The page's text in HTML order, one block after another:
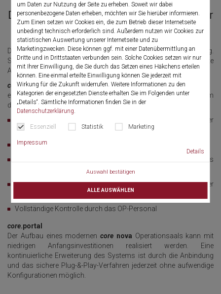
um Daten zur Nutzung der Seite zu erheben. Soweit wir dabei
personenbezogene Daten erheben, möchten wir Sie hierüber informieren.
Zum Einen setzen wir Cookies ein, die zum Betrieb dieser Internetseite
unbedingt technisch erforderlich sind. Außerdem nutzen wir Cookies zur
statistischen Auswertung unserer Internetseite und zu
Marketingzwecken. Diese können ggf. mit einer Datenübermittlung an
Dritte und in Drittstaaten verbunden sein. Solche Cookies setzen wir nur
mit Ihrer Einwilligung, die Sie durch das Setzen eines Häkchens erteilen
können. Eine einmal erteilte Einwilligung können Sie jederzeit mit
Wirkung für die Zukunft widerrufen. Weitere Informationen zu den
Kategorien der eingesetzten Dienste erhalten Sie im Folgenden unter
„Details“. Sämtliche Informationen finden Sie in der
Datenschutzerklärung
Essenziell Statistik Marketing
Impressum
Details
Auswahl bestätigen
ALLE AUSWÄHLEN
Die serverbasierte Software-Plattform für
das Datenmanagement
Die Anforderungen an die Patientensicherheit steigen ständig.
Sicherung und Schutz von Daten genießen zu Recht höchste
Aufmerksamkeit bei Patienten und Anwendern.
core.portal
erfüllt bereits heute die steigenden Anforderungen mit einem
durchgängigen Sicherheitskonzept.
Eindeutige Identifikation und Authentifizierung aller
Netzteilnehmer auf Basis von digitalen Zertifikaten
Integration existierender Benutzerverzeichnisse
Berechtigungen und Zugriffskontrollen sowohl auf Geräten als
Kontinuierliche Überwachung der Verfügbarkeit aller
Netzteilnehmer und sofortige Statusinformation bei Verlust
Vollständige Kontrolle durch das OP-Personal
core.portal
Der Aufbau eines modernen core nova Operationsaals kann mit
niedrigen Anfangsinvestitionen realisiert werden. Eine
kontinuierliche Erweiterung des Systems ist durch die Anbindung
und das sichere Plug-&-Play-Verfahren jederzeit ohne aufwendige
Konfigurationen möglich.